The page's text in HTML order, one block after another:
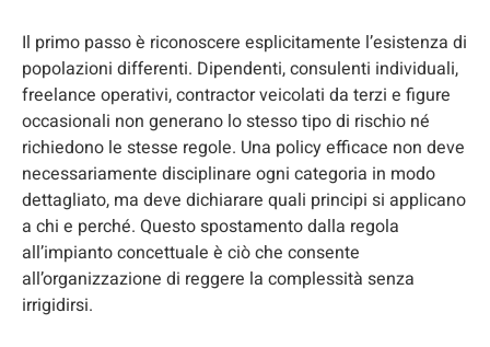
Il primo passo è riconoscere esplicitamente l’esistenza di
popolazioni differenti. Dipendenti, consulenti individuali,
freelance operativi, contractor veicolati da terzi e figure
occasionali non generano lo stesso tipo di rischio né
richiedono le stesse regole. Una policy efficace non deve
necessariamente disciplinare ogni categoria in modo
dettagliato, ma deve dichiarare quali principi si applicano
a chi e perché. Questo spostamento dalla regola
all’impianto concettuale è ciò che consente
all’organizzazione di reggere la complessità senza
irrigidirsi.